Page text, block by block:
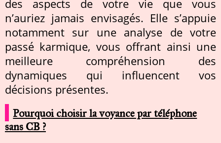
des aspects de votre vie que vous
n’auriez jamais envisagés. Elle s’appuie
notamment sur une analyse de votre
passé karmique, vous offrant ainsi une
meilleure compréhension des
dynamiques qui influencent vos
décisions présentes.
Pourquoi choisir la voyance par téléphone
sans CB ?